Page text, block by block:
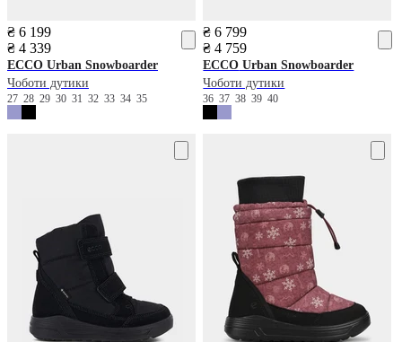
₴ 6 199
₴ 4 339
ECCO Urban Snowboarder
Чоботи дутики
27 28 29 30 31 32 33 34 35
₴ 6 799
₴ 4 759
ECCO Urban Snowboarder
Чоботи дутики
3637383940